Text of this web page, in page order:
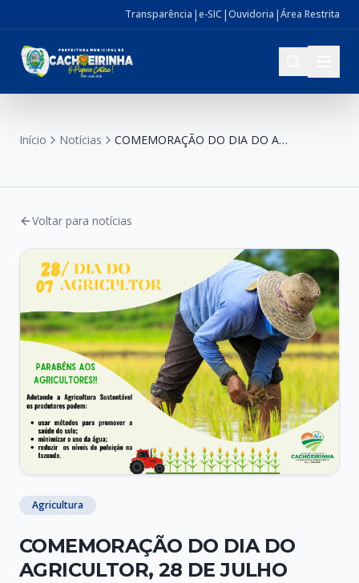
Transparência |e-SIC |Ouvidoria |Área Restrita
Início Notícias COMEMORAÇÃO DO DIA DO AGRICULTOR, 28 DE JULHO
Voltar para notícias
Agricultura
COMEMORAÇÃO DO DIA DO
AGRICULTOR, 28 DE JULHO